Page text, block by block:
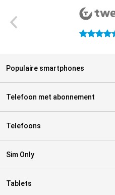
4.5 sterren
Populaire smartphones
Telefoon met abonnement
Telefoons
Sim Only
Tablets